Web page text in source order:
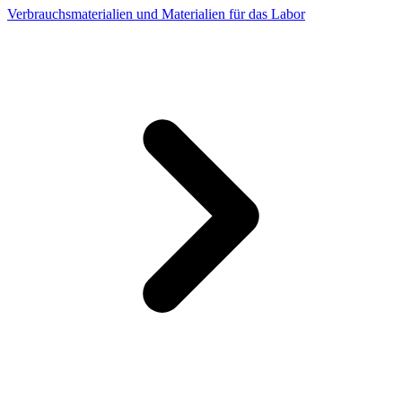
Verbrauchsmaterialien und Materialien für das Labor